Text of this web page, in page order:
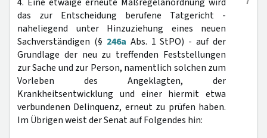
das zur Entscheidung berufene Tatgericht -
naheliegend unter Hinzuziehung eines neuen
Sachverständigen (§ 246a Abs. 1 StPO) - auf der
Grundlage der neu zu treffenden Feststellungen
zur Sache und zur Person, namentlich solchen zum
Vorleben des Angeklagten, der
Krankheitsentwicklung und einer hiermit etwa
verbundenen Delinquenz, erneut zu prüfen haben.
Im Übrigen weist der Senat auf Folgendes hin: